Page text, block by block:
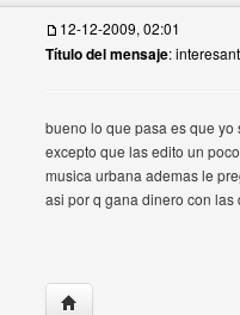
perfil del usuario
12-12-2009, 02:01
Título del mensaje:
bueno lo que pasa es que
excepto que las edito un
musica urbana ademas le
asi por q gana dinero con
Visitar sitio web del